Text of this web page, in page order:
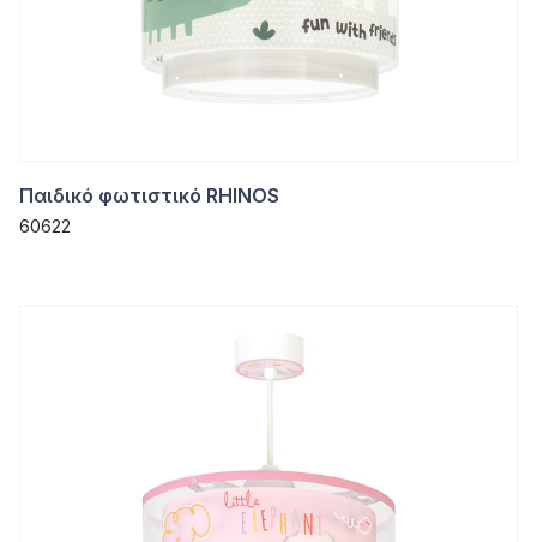
Παιδικό φωτιστικό RHINOS
60622